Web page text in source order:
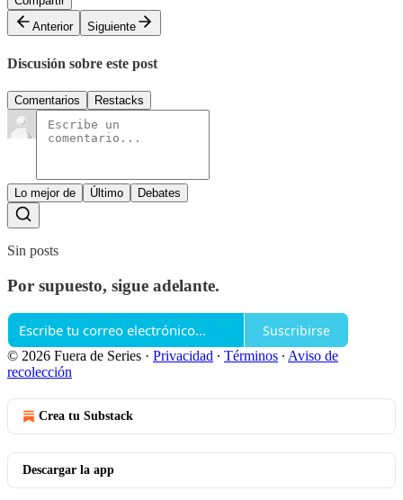
Anterior
Siguiente
Discusión sobre este post
Comentarios Restacks
Lo mejor de Último Debates
Sin posts
Por supuesto, sigue adelante.
Suscribirse
© 2026 Fuera de Series · Privacidad ∙ Términos ∙ Aviso de
recolección
Crea tu Substack
Descargar la app